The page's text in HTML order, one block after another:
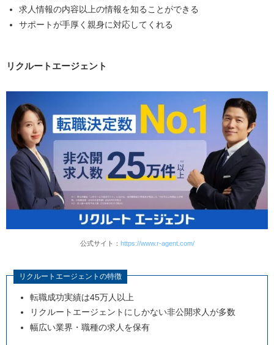
求人情報の内容以上の情報を知ることができる
サポートが手厚く親身に対応してくれる
リクルートエージェント
公式サイト： https://www.r-agent.com/
リクルートエージェントの特徴
転職成功実績は45万人以上
リクルートエージェントにしかない非公開求人が多数
幅広い業界・職種の求人を保有